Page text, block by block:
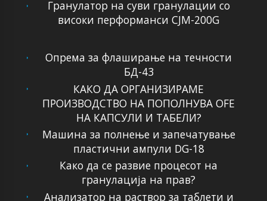
Гранулатор на суви гранулации со
високи перформанси CJM-200G
Опрема за флаширање на течности
БД-43
КАКО ДА ОРГАНИЗИРАМЕ
ПРОИЗВОДСТВО НА ПОПОЛНУВА OFЕ
НА КАПСУЛИ И ТАБЕЛИ?
Машина за полнење и запечатување
пластични ампули DG-18
Како да се развие процесот на
гранулација на прав?
Анализатор на раствор за таблети и